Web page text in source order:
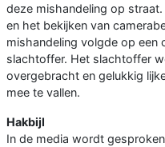
deze mishandeling op
en het bekijken van
mishandeling volgde op een
slachtoffer. Het slachtoffer
overgebracht en gelukkig
mee te vallen.
Hakbijl
In de media wordt